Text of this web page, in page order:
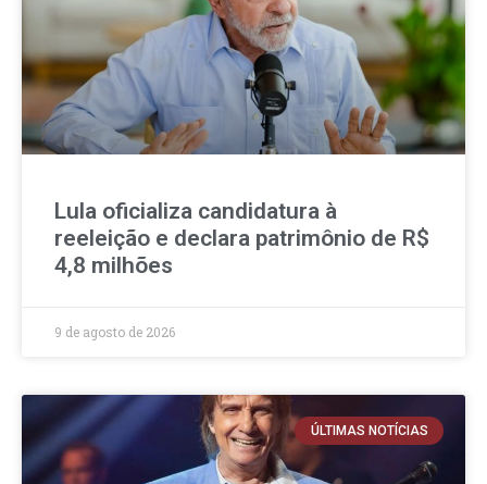
Lula oficializa candidatura à
reeleição e declara patrimônio de R$
4,8 milhões
9 de agosto de 2026
ÚLTIMAS NOTÍCIAS